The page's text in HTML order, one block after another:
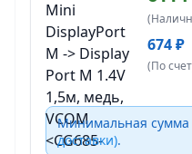
674 ₽
(По
Минимальная сумма
доставки).